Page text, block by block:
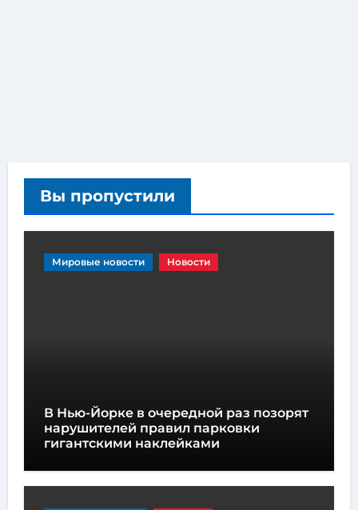
Вы пропустили
Мировые новости Новости
В Нью-Йорке в очередной раз позорят
нарушителей правил парковки
гигантскими наклейками